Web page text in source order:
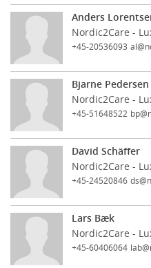
Anders
Nordic2Care -
+45-20536093
Bjarne Pedersen
Nordic2Care -
+45-51648522
David Schäffer
Nordic2Care -
+45-24520846
Lars Bæk
Nordic2Care -
+45-60406064